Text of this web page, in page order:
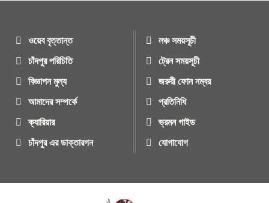
ওয়েব বৃত্তান্ত
চাঁদপুর পরিচিতি
বিজ্ঞাপন মুল্য
আমাদের সম্পর্কে
ক্যারিয়ার
চাঁদপুর এর ডাক্তারগন
লঞ্চ সময়সূচী
ট্রেন সময়সূচী
জরুরী ফোন নম্বর
প্রতিনিধি
ভ্রমন গাইড
যোগাযোগ